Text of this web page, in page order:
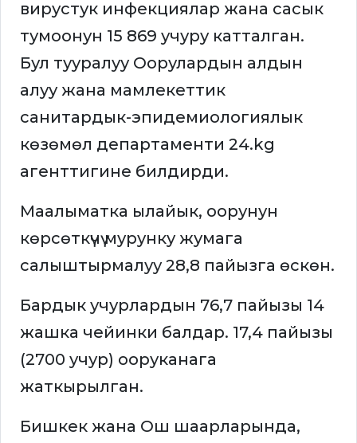
вирустук инфекциялар жана сасык
тумоонун 15 869 учуру катталган.
Бул тууралуу Оорулардын алдын
алуу жана мамлекеттик
санитардык-эпидемиологиялык
көзөмөл департаменти 24.kg
агенттигине билдирди.
Маалыматка ылайык, оорунун
көрсөткүчү мурунку жумага
салыштырмалуу 28,8 пайызга өскөн.
Бардык учурлардын 76,7 пайызы 14
жашка чейинки балдар. 17,4 пайызы
(2700 учур) ооруканага
жаткырылган.
Бишкек жана Ош шаарларында,